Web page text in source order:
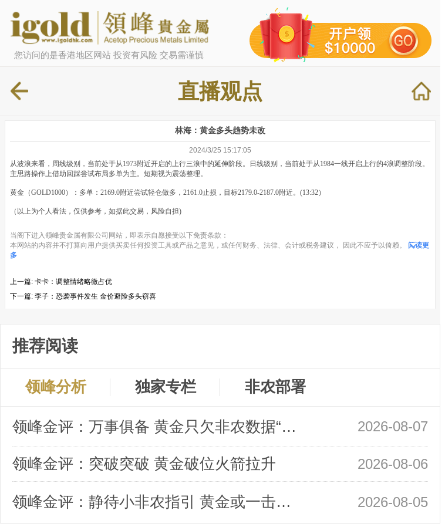
您访问的是香港地区网站 投资有风险 交易需谨慎
直播观点
林海：黄金多头趋势未改
2024/3/25 15:17:05
从波浪来看，周线级别，当前处于从1973附近开启的上行三浪中的延伸阶段。日线级别，当前处于从1984一线开启上行的4浪调整阶段。
主思路操作上借助回踩尝试布局多单为主。短期视为震荡整理。
黄金（GOLD1000）：多单：2169.0附近尝试轻仓做多，2161.0止损，目标2179.0-2187.0附近。(13:32）
（以上为个人看法，仅供参考，如据此交易，风险自担)
当阁下进入领峰贵金属有限公司网站，即表示自愿接受以下免责条款：
本网站的内容并不打算向用户提供买卖任何投资工具或产品之意见，或任何财务、法律、会计或税务建议， 因此不应予以倚赖。
阅读更
多
上一篇: 卡卡：调整情绪略微占优
下一篇: 李子：恐袭事件发生 金价避险多头窃喜
推荐阅读
领峰分析 独家专栏 非农部署
领峰金评：万事俱备 黄金只欠非农数据“东风” 2026-08-07
领峰金评：突破突破 黄金破位火箭拉升 2026-08-06
领峰金评：静待小非农指引 黄金或一击破局 2026-08-05